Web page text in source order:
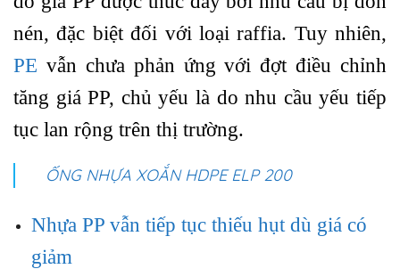
nén, đặc biệt đối với loại raffia. Tuy nhiên,
PE vẫn chưa phản ứng với đợt điều chỉnh
tăng giá PP, chủ yếu là do nhu cầu yếu tiếp
tục lan rộng trên thị trường.
ỐNG NHỰA XOẮN HDPE ELP 200
Nhựa PP vẫn tiếp tục thiếu hụt dù giá có
giảm